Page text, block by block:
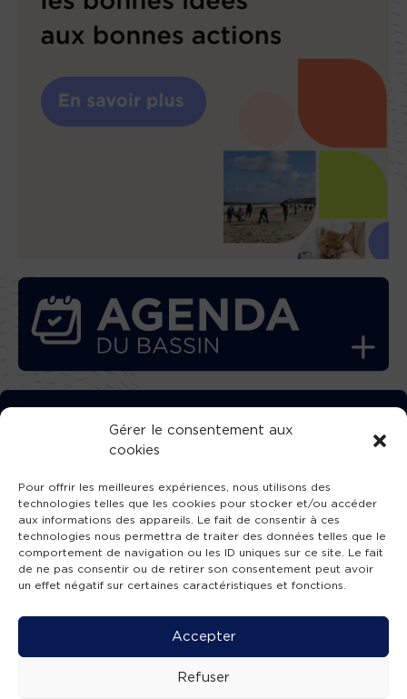
Gérer le consentement aux
cookies
Pour offrir les meilleures expériences, nous utilisons des
technologies telles que les cookies pour stocker et/ou accéder
aux informations des appareils. Le fait de consentir à ces
technologies nous permettra de traiter des données telles que le
comportement de navigation ou les ID uniques sur ce site. Le fait
de ne pas consentir ou de retirer son consentement peut avoir
un effet négatif sur certaines caractéristiques et fonctions.
Accepter
Refuser
TÉLÉCHARGEZ GRATUITEMENT
L’APPLICATION TVBA !
SUIVEZ-NOUS !
Mentions légales -Accessibilité